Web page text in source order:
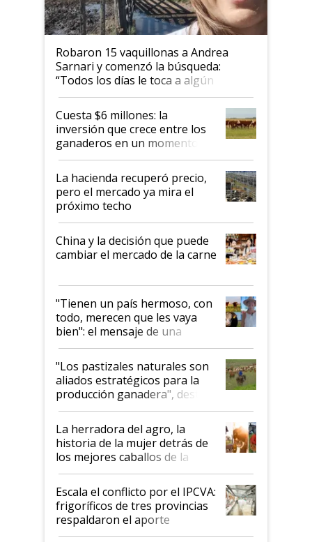
Robaron 15 vaquillonas a Andrea
Sarnari y comenzó la búsqueda:
“Todos los días le toca a algún
productor”
Cuesta $6 millones: la
inversión que crece entre los
ganaderos en un momento
histórico para la actividad
La hacienda recuperó precio,
pero el mercado ya mira el
próximo techo
China y la decisión que puede
cambiar el mercado de la carne
"Tienen un país hermoso, con
todo, merecen que les vaya
bien": el mensaje de una
ganadera uruguaya sobre las
oportunidades que se abren
para el agro en Argentina, con
foco en la carne
"Los pastizales naturales son
aliados estratégicos para la
producción ganadera", destaca
la iniciativa que ya reúne a 46
establecimientos en Argentina
La herradora del agro, la
historia de la mujer detrás de
los mejores caballos de la
Argentina y los mitos que
todavía hacen sufrir a estos
animales: "Mientras me
descalificaban, yo seguí
haciendo currículum"
Escala el conflicto por el IPCVA:
frigoríficos de tres provincias
respaldaron el aporte
obligatorio